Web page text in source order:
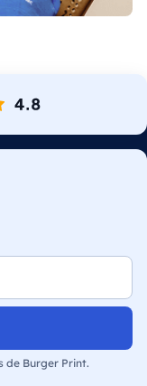
de Burger Print.